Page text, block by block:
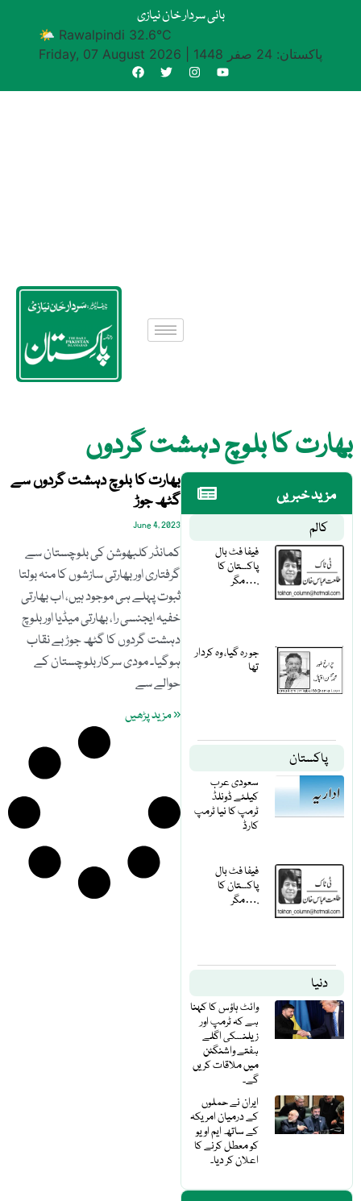
بانی سردار خان نیازی
🌤 Rawalpindi 32.6°C
Friday, 07 August 2026
پاکستان: 24 صفر 1448
بھارت کا بلوچ دہشت گردوں
مزید خبریں
کالم
فیفا فٹ بال
پاکستان کا
مگر….
جو رہ گیا، وہ کردار
تھا
پاکستان
سعودی عرب
کیلئے ڈونلڈ
ٹرمپ کا نیا ٹرمپ
کارڈ
فیفا فٹ بال
پاکستان کا
مگر….
دنیا
وائٹ ہاؤس کا کہنا
ہے کہ ٹرمپ اور
زیلنسکی اگلے
ہفتے واشنگٹن
میں ملاقات کریں
گے۔
ایران نے حملوں
کے درمیان امریکہ
کے ساتھ ایم او یو
کو معطل کرنے کا
اعلان کر دیا۔
بھارت کا بلوچ دہشت گردوں سے
گٹھ جوڑ
June 4, 2023
کمانڈر کلبھوشن کی بلوچستان سے
گرفتاری اور بھارتی سازشوں کا منہ بولتا
ثبوت پہلے ہی موجود ہیں، اب بھارتی
خفیہ ایجنسی را، بھارتی میڈیا اور بلوچ
دہشت گردوں کا گٹھ جوڑ بے نقاب
ہوگیا۔ مودی سرکار بلوچستان کے
حوالے سے
« مزید پڑھیں